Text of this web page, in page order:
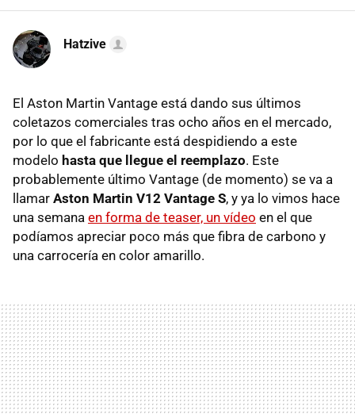
Hatzive
El Aston Martin Vantage está dando sus últimos
coletazos comerciales tras ocho años en el mercado,
por lo que el fabricante está despidiendo a este
modelo hasta que llegue el reemplazo. Este
probablemente último Vantage (de momento) se va a
llamar Aston Martin V12 Vantage S, y ya lo vimos hace
una semana en forma de teaser, un vídeo en el que
podíamos apreciar poco más que fibra de carbono y
una carrocería en color amarillo.